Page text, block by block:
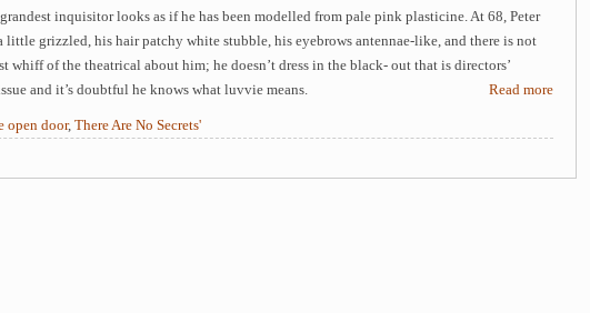
grandest inquisitor looks as if he has been modelled from pale pink plasticine. At 68, Peter
little grizzled, his hair patchy white stubble, his eyebrows antennae-like, and there is not
whiff of the theatrical about him; he doesn’t dress in the black- out that is directors’
and it’s doubtful he knows what luvvie means.
Read more
open door, There Are No Secrets'